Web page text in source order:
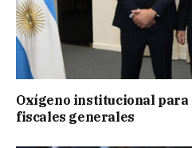
Oxígeno institucional para
fiscales generales